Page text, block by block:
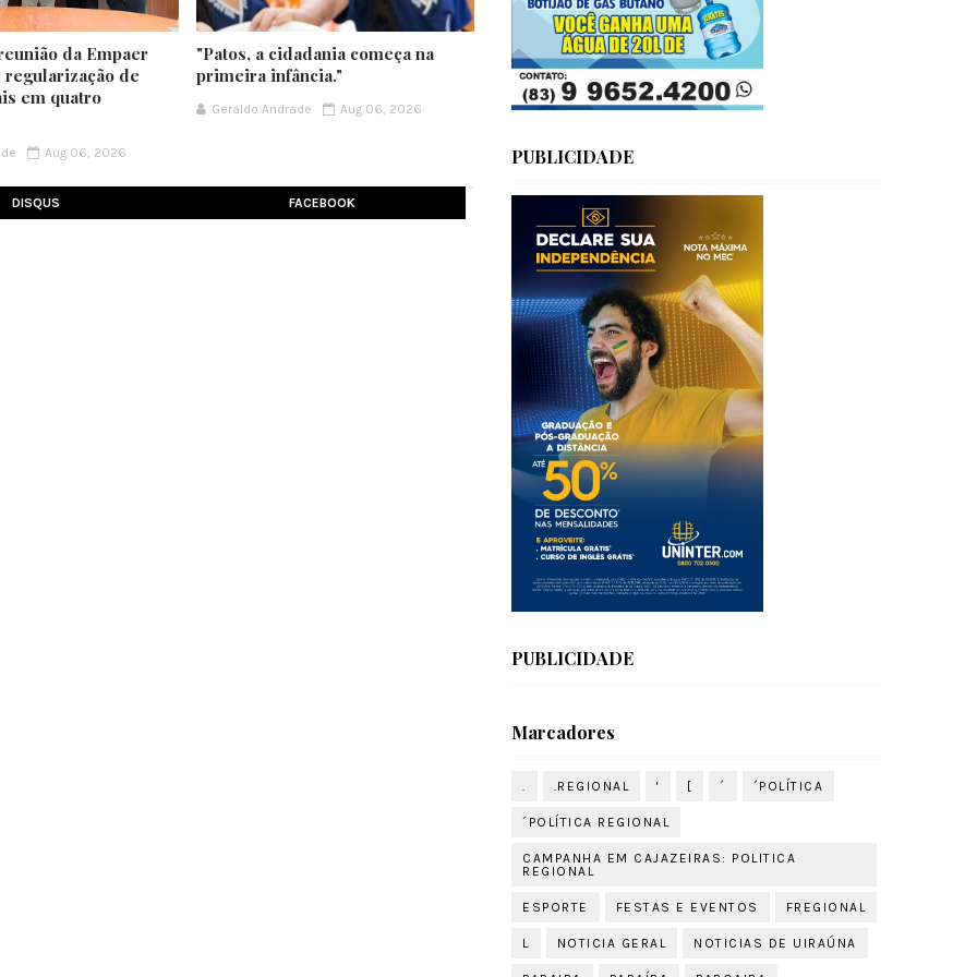
da Empaer
regularização de
em quatro
Aug 06, 2026
"Patos, a cidadania começa na
primeira infância."
Geraldo Andrade Aug 06, 2026
DISQUS FACEBOOK
PUBLICIDADE
PUBLICIDADE
Marcadores
. .REGIONAL ' [ ´ ´POLÍTICA
´POLÍTICA REGIONAL
CAMPANHA EM CAJAZEIRAS: POLITICA
REGIONAL
ESPORTE FESTAS E EVENTOS FREGIONAL
L NOTICIA GERAL NOTICIAS DE UIRAÚNA